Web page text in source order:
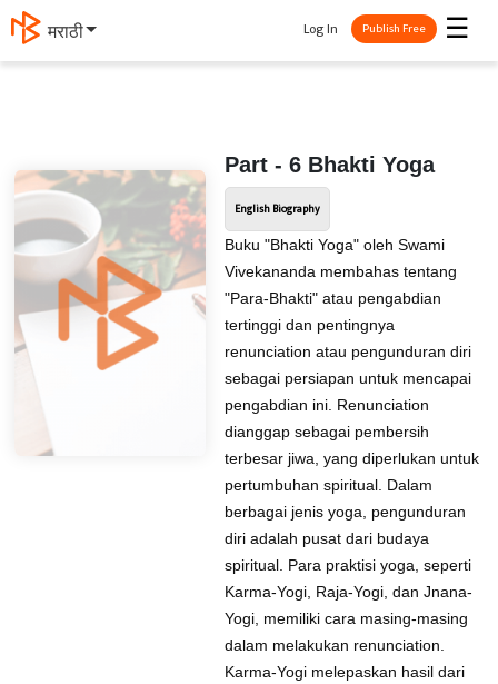
मराठी ☰
Log In Publish Free
Part - 6 Bhakti Yoga
English Biography
Buku "Bhakti Yoga" oleh Swami
Vivekananda membahas tentang
"Para-Bhakti" atau pengabdian
tertinggi dan pentingnya
renunciation atau pengunduran diri
sebagai persiapan untuk mencapai
pengabdian ini. Renunciation
dianggap sebagai pembersih
terbesar jiwa, yang diperlukan untuk
pertumbuhan spiritual. Dalam
berbagai jenis yoga, pengunduran
diri adalah pusat dari budaya
spiritual. Para praktisi yoga, seperti
Karma-Yogi, Raja-Yogi, dan Jnana-
Yogi, memiliki cara masing-masing
dalam melakukan renunciation.
Karma-Yogi melepaskan hasil dari